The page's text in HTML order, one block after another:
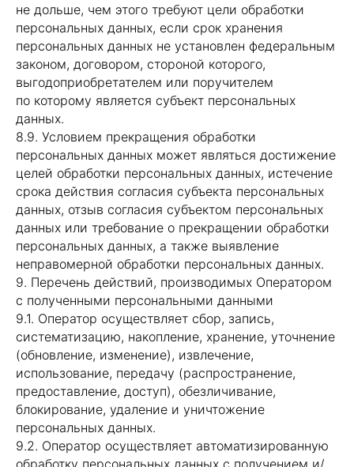
не дольше, чем этого требуют цели обработки
персональных данных, если срок хранения
персональных данных не установлен федеральным
законом, договором, стороной которого,
выгодоприобретателем или поручителем
по которому является субъект персональных
данных.
8.9. Условием прекращения обработки
персональных данных может являться достижение
целей обработки персональных данных, истечение
срока действия согласия субъекта персональных
данных, отзыв согласия субъектом персональных
данных или требование о прекращении обработки
персональных данных, а также выявление
неправомерной обработки персональных данных.
9. Перечень действий, производимых Оператором
с полученными персональными данными
9.1. Оператор осуществляет сбор, запись,
систематизацию, накопление, хранение, уточнение
(обновление, изменение), извлечение,
использование, передачу (распространение,
предоставление, доступ), обезличивание,
блокирование, удаление и уничтожение
персональных данных.
9.2. Оператор осуществляет автоматизированную
обработку персональных данных с получением и/